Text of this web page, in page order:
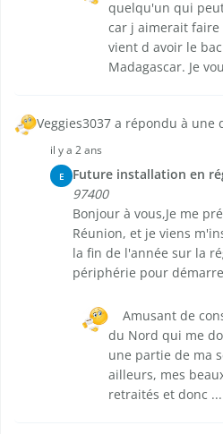
quelqu'un qui
car j aimerait faire
vient d avoir le
Madagascar. Je
Veggies3037 a répondu à une
il y a 2 ans
E Future installation en
97400
Bonjour à vous,Je me
Réunion, et je viens
la fin de l'année sur la
périphérie pour
Amusant de
du Nord qui me
une partie de ma
ailleurs, mes
retraités et donc ...